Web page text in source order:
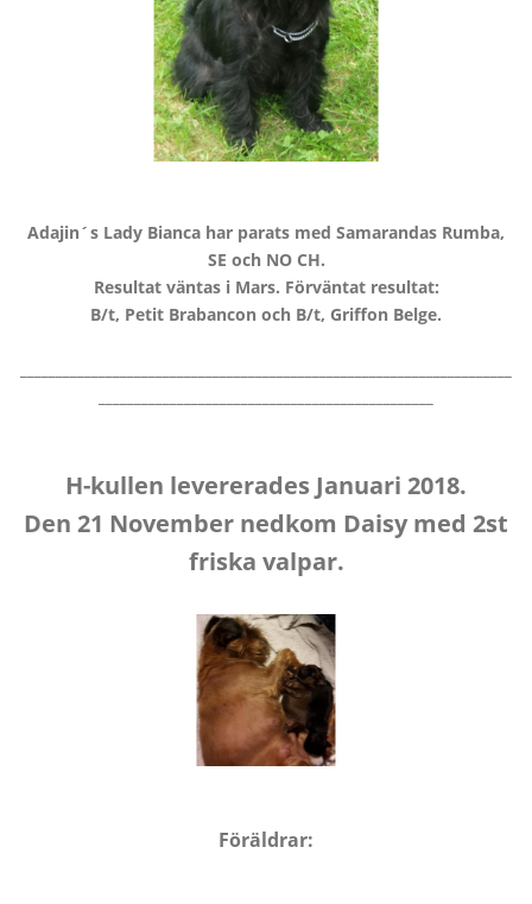
Adajin´s Lady Bianca har parats med Samarandas Rumba,
SE och NO CH.
Resultat väntas i Mars. Förväntat resultat:
B/t, Petit Brabancon och B/t, Griffon Belge.
H-kullen levererades Januari 2018.
Den 21 November nedkom Daisy med 2st
friska valpar.
Föräldrar: